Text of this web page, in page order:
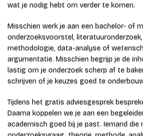
wat je nodig hebt om verder te komen.
Misschien werk je aan een bachelor- of
onderzoeksvoorstel,
methodologie, data-analyse of
argumentatie. Misschien begrijp je de
lastig om je onderzoek scherp af te
schrijven of je keuzes goed te
Tijdens het gratis adviesgesprek
Daarna koppelen we je aan een
academisch goed bij je past. Iemand die